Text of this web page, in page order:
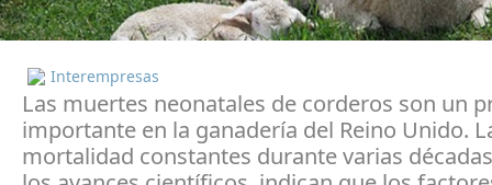
Interempresas
Las muertes neonatales de corderos son un
importante en la ganadería del Reino Unido.
mortalidad constantes durante varias